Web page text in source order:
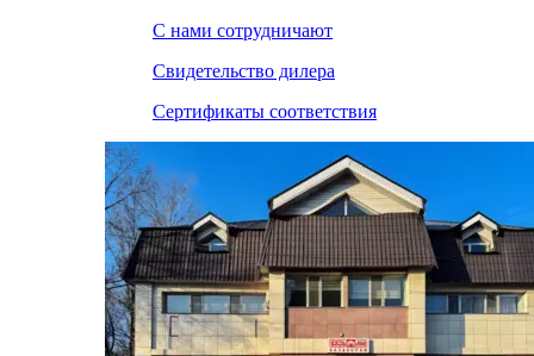
С нами сотрудничают
Свидетельство дилера
Сертификаты соответствия